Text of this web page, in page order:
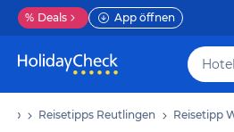
% Deals App öffnen
Reisetipps Reutlingen Reisetipp